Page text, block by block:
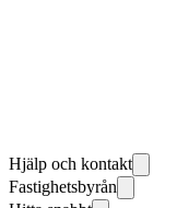
Hjälp och kontakt
Fastighetsbyrån